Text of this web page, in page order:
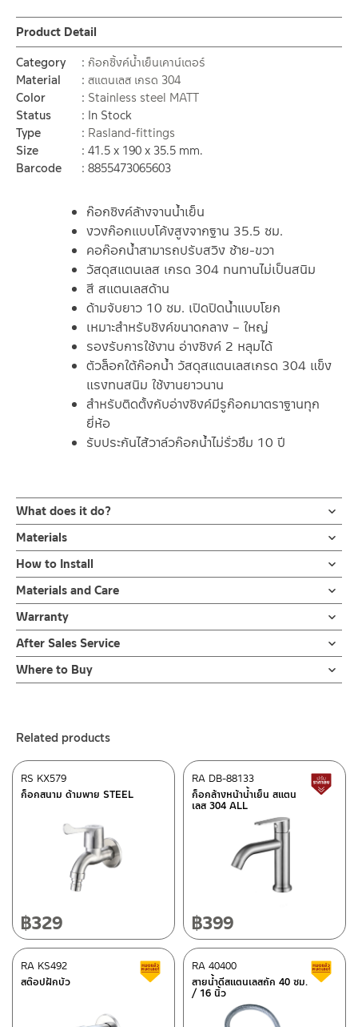
ก๊อกซิงค์ล้างจานน้ำเย็น
งวงก๊อกแบบโค้งสูงจากฐาน 35.5 ซม.
คอก๊อกน้ำสามารถปรับสวิง ซ้าย-ขวา
วัสดุสแตนเลส เกรด 304 ทนทานไม่เป็นสนิม
สี สแตนเลสด้าน
ด้ามจับยาว 10 ซม. เปิดปิดน้ำแบบโยก
เหมาะสำหรับซิงค์ขนาดกลาง – ใหญ่
รองรับการใช้งาน อ่างซิงค์ 2 หลุมได้
ตัวล็อกใต้ก๊อกน้ำ วัสดุสแตนเลสเกรด 304 แข็ง
แรงทนสนิม ใช้งานยาวนาน
สำหรับติดตั้งกับอ่างซิงค์มีรูก๊อกมาตราฐานทุก
ยี่ห้อ
รับประกันไส้วาล์วก๊อกน้ำไม่รั่วซึม 10 ปี
Product Detail
Category
ก๊อกซิ้งค์น้ำเย็นเคาน์เตอร์
Material
สแตนเลส เกรด 304
Color
Stainless steel MATT
Status
In Stock
Type
Rasland-fittings
Size
41.5 x 190 x 35.5 mm.
Barcode
8855473065603
What does it do?
ก๊อกล้างจานน้ำเย็น สแตนเลส | RA A11021-MT-4554
เหมาะสำหรับซิงค์ขนาดกลาง – ใหญ่ รองรับการชะล้างเครื่องครัวทุกข
นาด งวงสวิงได้รอบรองรับการใช้งาน อ่างซิงค์ 2 หลุมได้
งวงก๊อกแบบโค้งสูงจากฐาน 35.5 ซม. ผลิตจากสแตนเลส เกรด 304 สี
สแตนเลสด้าน ทนทานแข็งแรง ต้านการกัดกร่อนสูง
และไม่ขึ้นสนิม ไม่เป็นรอยคราบน้ำ ด้ามจับยาว 10 ซม. เปิด-ปิดน้ำรูป
แบบโยก ออกแบบงวงก๊อกให้เป็นทรงโค้งสูง ทำให้การล้างจานนั้นง่าย
ขึ้น
สะดวกต่อการใช้งานในห้องครัว การติดตั้งก็ง่ายด้วยตัวล็อกฐานก๊อก
แบบใหม่ ตัวล็อกใต้ก๊อกน้ำ วัสดุสแตนเลสเกรด 304 แข็งแรง ทนสนิม
บริการหลังการขายที่พร้อมเข้าใจลูกค้า รับประกันไส้วาล์วก๊อกน้ำไม่รั่ว
Materials
ก๊อกซิงค์
ผลิตจากสแตนเลส เกรด 304
แหวนยึดฐาน
ผลิตจากสแตนเลส เกรด 304
How to Install
ข้อแนะนำในการติดตั้ง
ฝักบัว และ ชุดสายฉีดชำระ
สำหรับการติดตั้งใหม่ ให้ไล่ฝุ่น เศษทราย เศษท่อ ออกจากท่อน้ำก่อนติด
ตั้งสินค้า โดยปล่อยน้ำให้ไหลออกจากท่อนาน 1 นาที
เพื่อให้แรงน้ำพัดพาเศษละอองต่างๆ ออกจากท่อน้ำ มิเช่นนั้นสิ่งสกปรก
จะเข้าไปภายในสินค้าและสร้างความเสียหายได้
หากตรวจพบเศษละอองต่างๆในสินค้า จะไม่อยู่ในเงื่อนไขการรับประกัน
Materials and Care
คำแนะนำในการดูแลรักษาผลิตภัณฑ์
1. ไม่ทำสินค้าให้เกิดความเสียหายอื่น ๆ นอกจากการใช้งานปกติ เช่นไม่
ทำตก ไม่งัดหรือโยกสินค้าแรงๆ
2. ทำความสะอาดสินค้าโดยการใช้ผ้านุ่มๆชุบน้ำหมาดๆแล้วเช็ดให้แห้ง
3. ห้ามใช้สารเคมีที่มีฤทธิ์เป็นกรด ในการทำความสะอาด เนื่องจากผิว
บนตัวสินค้า ซึ่งจะสร้างความเสียหายให้เกิดขึ้นกับผิวของสินค้าได้
Warranty
รับประกันไส้วาล์วก๊อกน้ำไม่รั่วซึม 10 ปี
After Sales Service
Online Platform
– Email: contact@charnpaiboon.com
After Sales Service Center – Bangkok
662/61-62 Rama 3 Road, Bangpongpang, Yannawa,
Tel: 02-358-0080 / 080-075-8668 / 091-545-0556
After Sales Service Center Chiangmai
118/33 Onsirin M.8, Sunpuloey, Doysaked, Chaingmai 50220
Tel: 080-075-2626
Where to Buy
– Shopee
–Lazada
–ซื้อสินค้าชิ้นนี้บน Shopee Click Here<<
Click Here<<
ติดต่อพนักงานขาย / Contact Sales Staff
Tel: 02-285-5795
@charnpaiboon.sales
ติดต่อ ชาญไพบูลย์ / Contact Us Click Here
Related products
ก็อกสนาม ด้ามพาย STEEL
RS KX579
฿329
ก็อกล้างหน้าน้ำเย็น สแตน
เลส 304 ALL
RA DB-88133
฿399
สต๊อปฝักบัว
RA KS492 Clearance sale
สายน้ำดีสแตนเลสถัก 40 ซม.
/ 16 นิ้ว
RA 40400